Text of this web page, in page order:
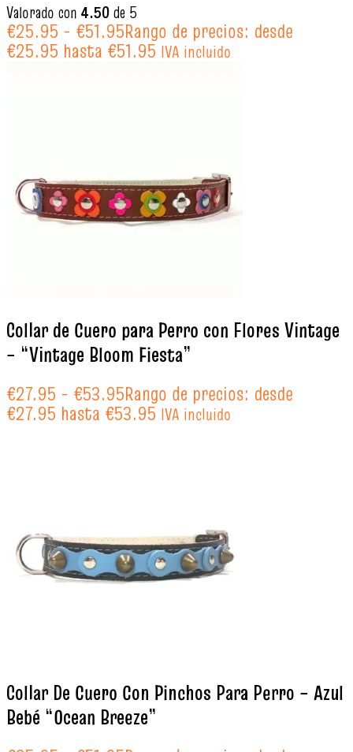
Valorado con 4.50de 5
€25.95 - €51.95Rango de precios: desde
€25.95 hasta €51.95 IVA incluido
Collar de Cuero para Perro con Flores Vintage
– “Vintage Bloom Fiesta”
€27.95 - €53.95Rango de precios: desde
€27.95 hasta €53.95 IVA incluido
Collar De Cuero Con Pinchos Para Perro – Azul
Bebé “Ocean Breeze”